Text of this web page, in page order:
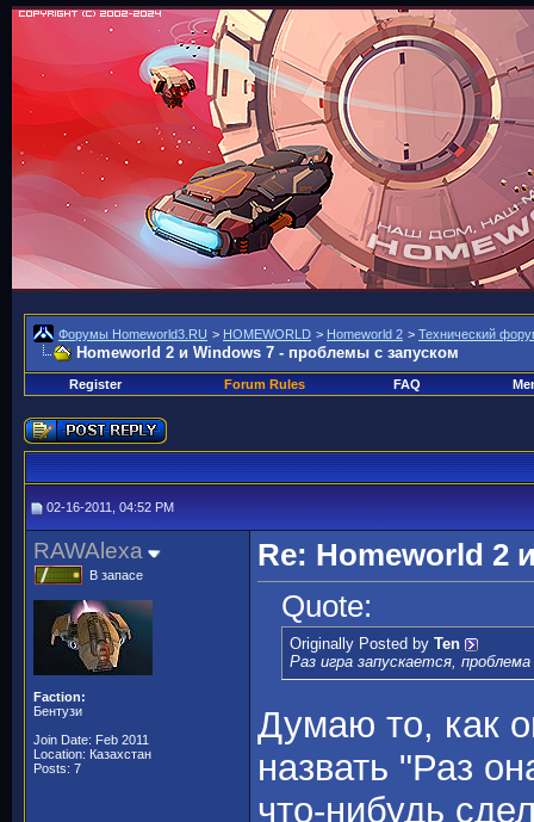
Форумы Homeworld3.RU > HOMEWORLD > Homeworld 2 > Технический
Homeworld 2 и Windows 7 - проблемы с запуском
Register Forum Rules FAQ
02-16-2011, 04:52 PM
RAWAlexa
В запасе
Faction:
Бентузи
Join Date: Feb 2011
Location: Казахстан
Posts: 7
Re: Homeworld 2
Quote:
Originally Posted by Ten
Раз игра запускается,
Думаю то, как
назвать "Раз
что-нибудь